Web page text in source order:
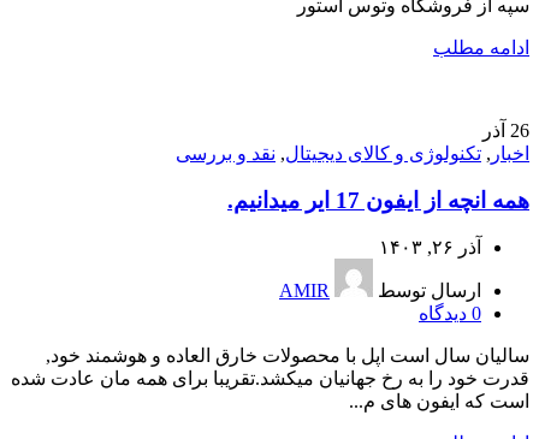
سپه از فروشگاه وتوس استور
ادامه مطلب
26 آذر
اخبار , تکنولوژی و کالای دیجیتال, نقد و بررسی
همه انچه از ایفون 17 ایر میدانیم.
آذر ۲۶, ۱۴۰۳
ارسال توسط
AMIR
0 دیدگاه
سالیان سال است اپل با محصولات خارق العاده و هوشمند خود,
قدرت خود را به رخ جهانیان میکشد.تقریبا برای همه مان عادت شده
است که ایفون های م...